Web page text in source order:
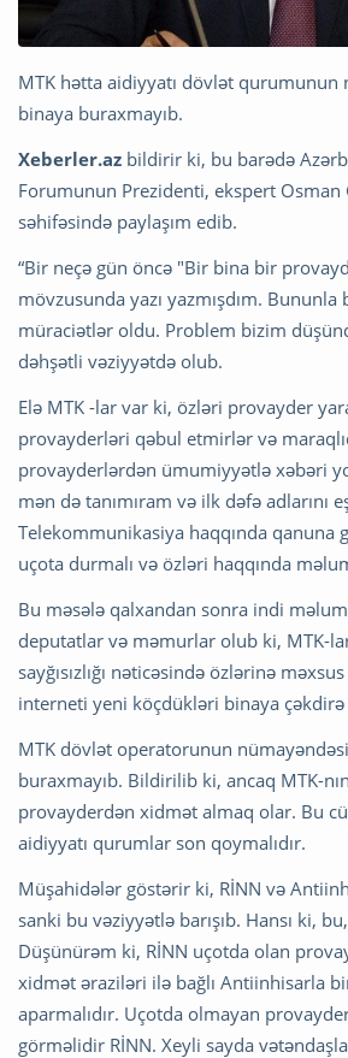
MTK hətta aidiyyatı dövlət qurumunun
binaya buraxmayıb.
Xeberler.az bildirir ki, bu barədə
Forumunun Prezidenti, ekspert Osman
səhifəsində paylaşım edib.
“Bir neçə gün öncə "Bir bina bir
mövzusunda yazı yazmışdım. Bununla
müraciətlər oldu. Problem bizim
dəhşətli vəziyyətdə olub.
Elə MTK -lar var ki, özləri provayder
provayderləri qəbul etmirlər və
provayderlərdən ümumiyyətlə xəbəri
mən də tanımıram və ilk dəfə adlarını
Telekommunikasiya haqqında qanuna
uçota durmalı və özləri haqqında
Bu məsələ qalxandan sonra indi
deputatlar və məmurlar olub ki, MTK-
sayğısızlığı nəticəsində özlərinə
interneti yeni köçdükləri binaya
MTK dövlət operatorunun
buraxmayıb. Bildirilib ki, ancaq MTK-
provayderdən xidmət almaq olar. Bu
aidiyyatı qurumlar son qoymalıdır.
Müşahidələr göstərir ki, RİNN və
sanki bu vəziyyətlə barışıb. Hansı ki,
Düşünürəm ki, RİNN uçotda olan
xidmət əraziləri ilə bağlı Antiinhisarla
aparmalıdır. Uçotda olmayan
görməlidir RİNN. Xeyli sayda